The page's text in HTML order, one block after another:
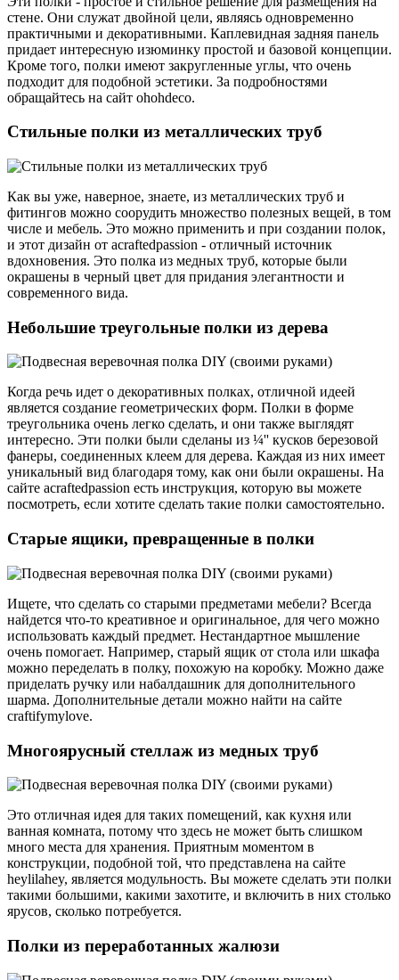
стене. Они служат двойной цели, являясь одновременно
практичными и декоративными. Каплевидная задняя панель
придает интересную изюминку простой и базовой концепции.
Кроме того, полки имеют закругленные углы, что очень
подходит для подобной эстетики. За подробностями
обращайтесь на сайт ohohdeco.
Стильные полки из металлических труб
Как вы уже, наверное, знаете, из металлических труб и
фитингов можно соорудить множество полезных вещей, в том
числе и мебель. Это можно применить и при создании полок,
и этот дизайн от acraftedpassion - отличный источник
вдохновения. Это полка из медных труб, которые были
окрашены в черный цвет для придания элегантности и
современного вида.
Небольшие треугольные полки из дерева
Когда речь идет о декоративных полках, отличной идеей
является создание геометрических форм. Полки в форме
треугольника очень легко сделать, и они также выглядят
интересно. Эти полки были сделаны из ¼'' кусков березовой
фанеры, соединенных клеем для дерева. Каждая из них имеет
уникальный вид благодаря тому, как они были окрашены. На
сайте acraftedpassion есть инструкция, которую вы можете
посмотреть, если хотите сделать такие полки самостоятельно.
Старые ящики, превращенные в полки
Ищете, что сделать со старыми предметами мебели? Всегда
найдется что-то креативное и оригинальное, для чего можно
использовать каждый предмет. Нестандартное мышление
очень помогает. Например, старый ящик от стола или шкафа
можно переделать в полку, похожую на коробку. Можно даже
приделать ручку или набалдашник для дополнительного
шарма. Дополнительные детали можно найти на сайте
craftifymylove.
Многоярусный стеллаж из медных труб
Это отличная идея для таких помещений, как кухня или
ванная комната, потому что здесь не может быть слишком
много места для хранения. Приятным моментом в
конструкции, подобной той, что представлена на сайте
heylilahey, является модульность. Вы можете сделать эти полки
такими большими, какими захотите, и включить в них столько
ярусов, сколько потребуется.
Полки из переработанных жалюзи